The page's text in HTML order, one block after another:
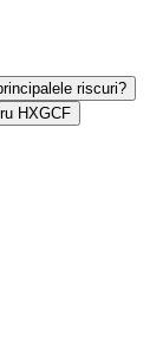
riscuri?
HXGCF